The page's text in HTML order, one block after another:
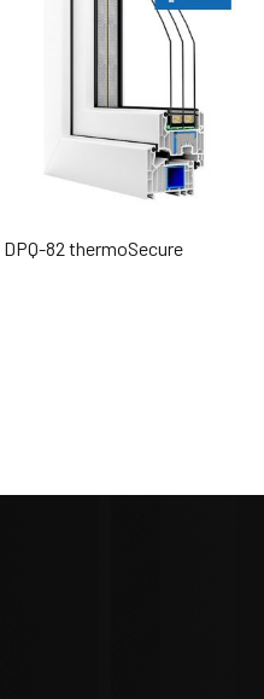
DPQ-82 thermoSecure